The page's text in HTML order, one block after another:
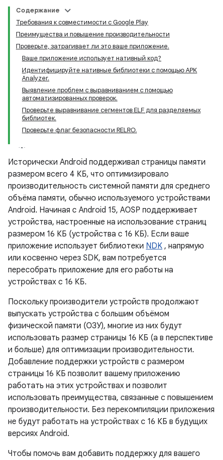
Содержание
Требования к совместимости с Google Play
Преимущества и повышение производительности
Проверьте, затрагивает ли это ваше приложение.
Ваше приложение использует нативный код?
Идентифицируйте нативные библиотеки с помощью APK
Analyzer.
Выявление проблем с выравниванием с помощью
автоматизированных проверок.
Проверьте выравнивание сегментов ELF для разделяемых
библиотек.
Проверьте флаг безопасности RELRO.
Исторически Android поддерживал страницы памяти
размером всего 4 КБ, что оптимизировало
производительность системной памяти для среднего
объёма памяти, обычно используемого устройствами
Android. Начиная с Android 15, AOSP поддерживает
устройства, настроенные на использование страниц
размером 16 КБ (устройства с 16 КБ). Если ваше
приложение использует библиотеки NDK , напрямую
или косвенно через SDK, вам потребуется
пересобрать приложение для его работы на
устройствах с 16 КБ.
Поскольку производители устройств продолжают
выпускать устройства с большим объёмом
физической памяти (ОЗУ), многие из них будут
использовать размер страницы 16 КБ (а в перспективе
и больше) для оптимизации производительности.
Добавление поддержки устройств с размером
страницы 16 КБ позволит вашему приложению
работать на этих устройствах и позволит
использовать преимущества, связанные с повышением
производительности. Без перекомпиляции приложения
не будут работать на устройствах с 16 КБ в будущих
версиях Android.
Чтобы помочь вам добавить поддержку для вашего